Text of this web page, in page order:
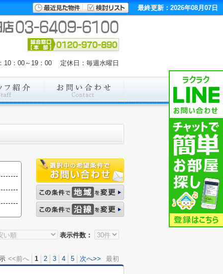
最終更新：2026年08月07日
10：00～19：00 定休日：毎週水曜日
表示件数：
<<前へ 1 2 3 4 5 次へ>> 最初